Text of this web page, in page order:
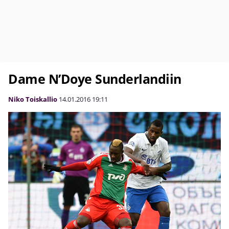
Dame N’Doye Sunderlandiin
Niko Toiskallio 14.01.2016 19:11